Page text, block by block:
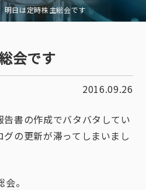
明日は定時株主総会です
会です
2016.09.26
書の作成でバタバタしてい
の更新が滞ってしまいまし
。